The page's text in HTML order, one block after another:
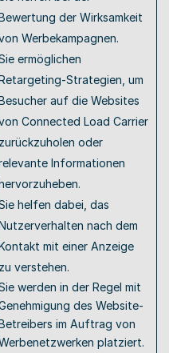
der Wirksamkeit
Werbekampagnen.
ermöglichen
Strategien, um
auf die Websites
Connected Load Carrier
zurückzuholen oder
Informationen
helfen dabei, das
nach dem
mit einer Anzeige
zu verstehen.
werden in der Regel mit
des Website-
im Auftrag von
platziert.